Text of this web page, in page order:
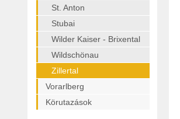
St. Anton
Stubai
Wilder Kaiser - Brixental
Wildschönau
Zillertal
Vorarlberg
Körutazások